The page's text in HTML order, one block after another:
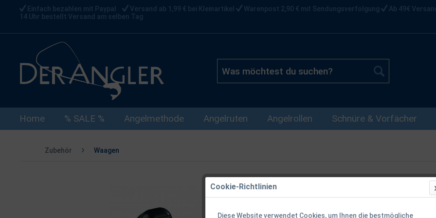
Einfach bezahlen mit Paypal Versand ab 1,99 € bei Kleinartikel Warenpost 2,90 € mit Sendungsverfolgung Ab 49€
14 Uhr bestellt Versand am selben Tag
Home % SALE % Angelmethode Angelruten Angelrollen Schnüre & Vorfächer
Zubehör Waagen
Balzer
Cookie-Richtlinien
Diese Website verwendet Cookies, um Ihnen die bestmögliche